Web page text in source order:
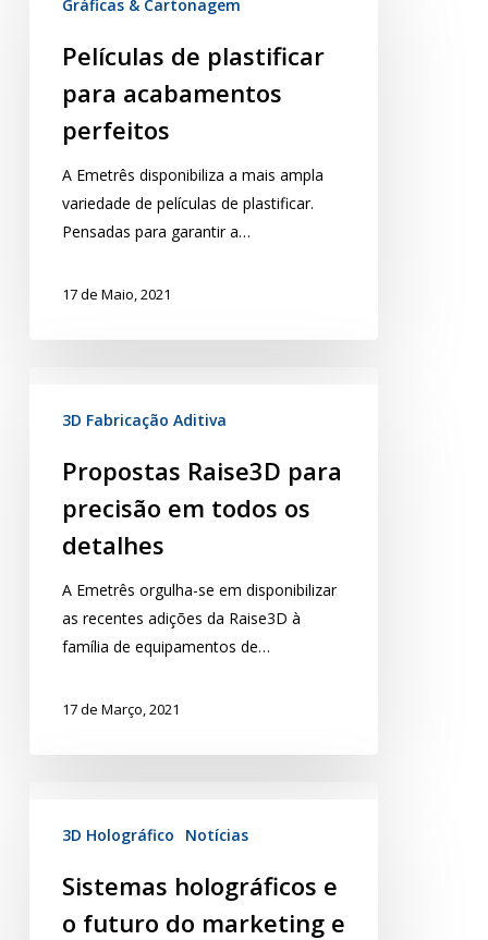
Gráficas & Cartonagem
Películas de plastificar
para acabamentos
perfeitos
A Emetrês disponibiliza a mais ampla
variedade de películas de plastificar.
Pensadas para garantir a…
17 de Maio, 2021
3D Fabricação Aditiva
Propostas Raise3D para
precisão em todos os
detalhes
A Emetrês orgulha-se em disponibilizar
as recentes adições da Raise3D à
família de equipamentos de…
17 de Março, 2021
3D Holográfico Notícias
Sistemas holográficos e
o futuro do marketing e